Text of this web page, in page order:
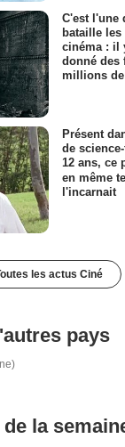
C'est l'une
bataille
cinéma : il
donné des
millions
Présent
de
12 ans, ce
en même
l'incarnait
les actus Ciné
pays
la